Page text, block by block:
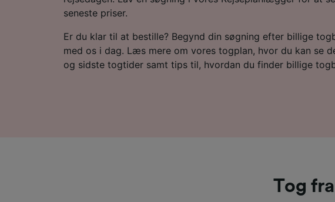
seneste priser.
Er du klar til at bestille? Begynd din søgning efter billige
med os i dag. Læs mere om vores togplan, hvor du kan se
og sidste togtider samt tips til, hvordan du finder billige
Tog